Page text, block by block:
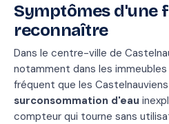
Symptômes d'une
reconnaître
Dans le centre-ville de
notamment dans les
fréquent que les
surconsommation d'eau
compteur qui tourne sans